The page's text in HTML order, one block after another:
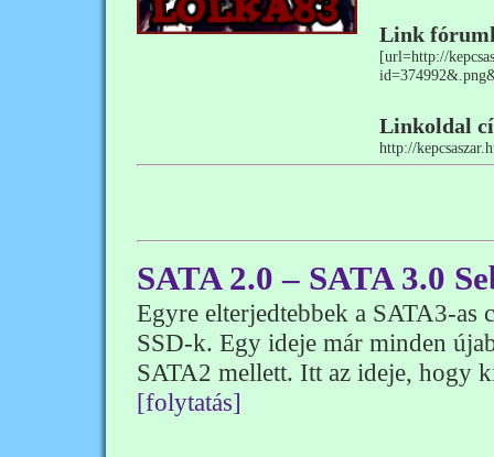
Link
[url=http://
Linkoldal
http://
SATA 2.0 – SATA 3.0
Egyre elterjedtebbek a SATA3-as
SSD-k. Egy ideje már minden
SATA2 mellett. Itt az ideje, hogy
[folytatás]